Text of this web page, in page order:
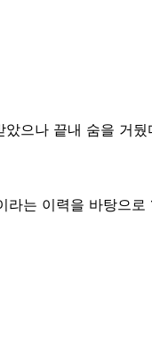
으나 끝내 숨을 거뒀
는 이력을 바탕으